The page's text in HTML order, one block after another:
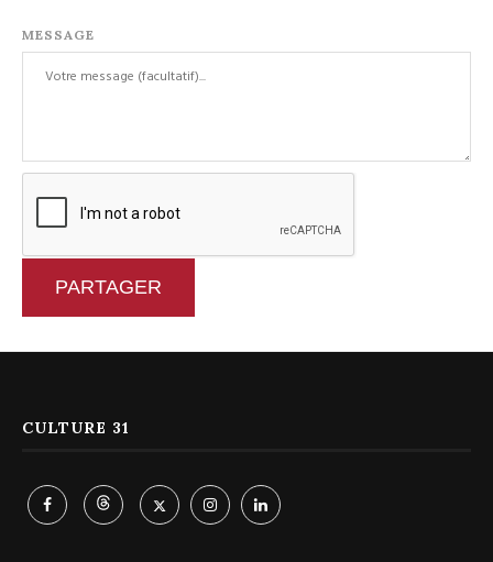
MESSAGE
PARTAGER
CULTURE 31